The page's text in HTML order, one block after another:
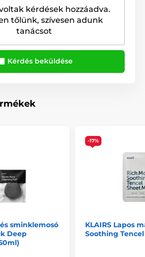
kérdések hozzáadva.
tőlünk, szívesen adunk
tanácsot
Kérdés beküldése
sminklemosó
Deep
-17%
KLAIRS Lapos
Soothing